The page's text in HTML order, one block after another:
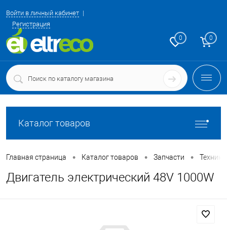
Войти в личный кабинет
Регистрация
0 0
Каталог товаров
Главная страница • Каталог товаров • Запчасти •
Двигатель электрический 48V 1000W